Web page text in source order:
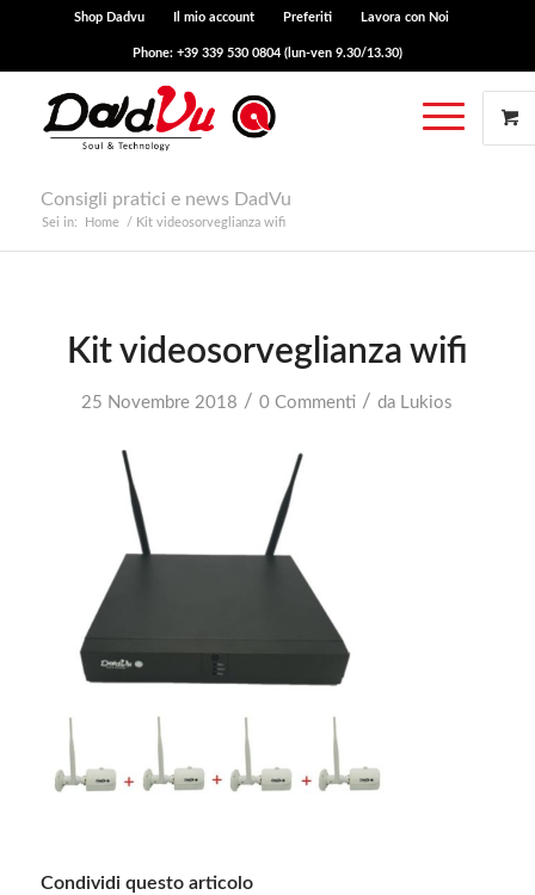
Shop Dadvu Il mio account Preferiti Lavora con Noi
Phone: +39 339 530 0804 (lun-ven 9.30/13.30)
Consigli pratici e news DadVu
Sei in: Home / Kit videosorveglianza wifi
Kit videosorveglianza wifi
25 Novembre 2018 / 0 Commenti / da Lukios
Condividi questo articolo